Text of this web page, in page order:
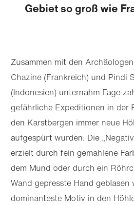
Gebiet so groß wie
Zusammen mit den
Chazine (Frankreich) und Pindi
(Indonesien) unternahm Fage
gefährliche Expeditionen in der
den Karstbergen immer neue
aufgespürt wurden. Die
erzielt durch fein gemahlene
dem Mund oder durch ein
Wand gepresste Hand
dominanteste Motiv in den